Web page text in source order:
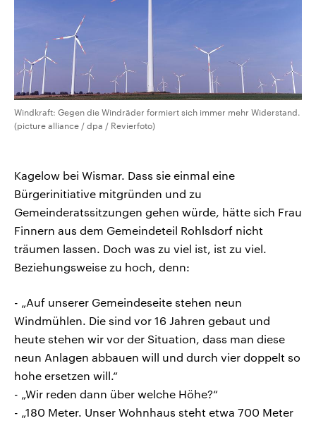
Windkraft: Gegen die Windräder formiert sich immer mehr Widerstand.
(picture alliance / dpa / Revierfoto)
Kagelow bei Wismar. Dass sie einmal eine
Bürgerinitiative mitgründen und zu
Gemeinderatssitzungen gehen würde, hätte sich Frau
Finnern aus dem Gemeindeteil Rohlsdorf nicht
träumen lassen. Doch was zu viel ist, ist zu viel.
Beziehungsweise zu hoch, denn:
- „Auf unserer Gemeindeseite stehen neun
Windmühlen. Die sind vor 16 Jahren gebaut und
heute stehen wir vor der Situation, dass man diese
neun Anlagen abbauen will und durch vier doppelt so
hohe ersetzen will.“
- „Wir reden dann über welche Höhe?“
- „180 Meter. Unser Wohnhaus steht etwa 700 Meter